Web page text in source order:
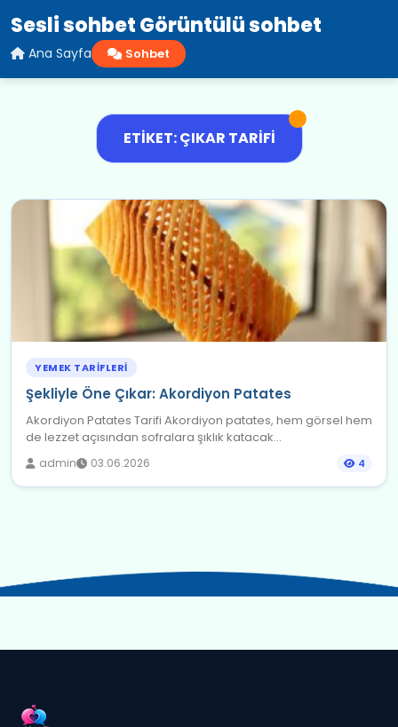
Sesli sohbet Görüntülü sohbet
Ana Sayfa Sohbet
ETIKET: ÇIKAR TARIFI
YEMEK TARIFLERI
Şekliyle Öne Çıkar: Akordiyon Patates
Akordiyon Patates Tarifi Akordiyon patates, hem görsel hem
de lezzet açısından sofralara şıklık katacak...
admin 03.06.2026 4